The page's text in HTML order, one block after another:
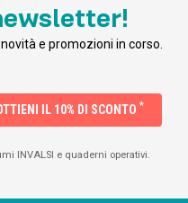
e promozioni in corso.
IL 10% DI SCONTO *
INVALSI e quaderni operativi.